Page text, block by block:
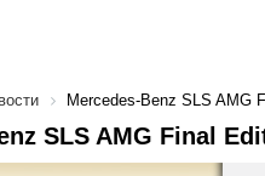
Mercedes-Benz SLS AMG
SLS AMG Final